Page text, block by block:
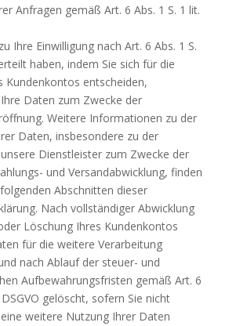
Anfragen gemäß Art. 6 Abs. 1 S. 1 lit.
Ihre Einwilligung nach Art. 6 Abs. 1 S.
haben, indem Sie sich für die
Kundenkontos entscheiden,
Daten zum Zwecke der
Weitere Informationen zu der
Daten, insbesondere zu der
Dienstleister zum Zwecke der
und Versandabwicklung, finden
Abschnitten dieser
Nach vollständiger Abwicklung
Löschung Ihres Kundenkontos
für die weitere Verarbeitung
nach Ablauf der steuer- und
Aufbewahrungsfristen gemäß Art. 6
gelöscht, sofern Sie nicht
weitere Nutzung Ihrer Daten